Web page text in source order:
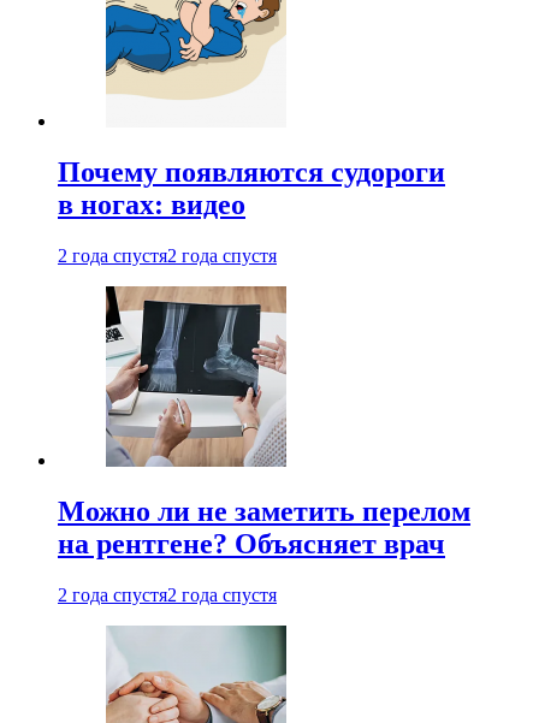
Почему появляются судороги
в ногах: видео
2 года спустя2 года спустя
Можно ли не заметить перелом
на рентгене? Объясняет врач
2 года спустя2 года спустя